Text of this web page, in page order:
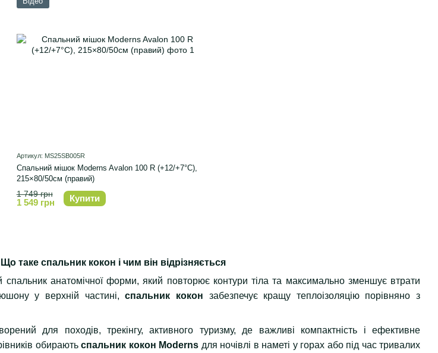
Артикул: MS25SB005R
Спальний мішок Moderns Avalon 100 R (+12/+7°C),
215×80/50см (правий)
1 749 грн
1 549 грн Купити
Що таке спальник кокон і чим він відрізняється
анатомічної форми, який повторює контури тіла та максимально зменшує втрати
у верхній частині,спальник кокон забезпечує кращу теплоізоляцію порівняно з
для походів, трекінгу, активного туризму, де важливі компактність і ефективне
обираютьспальник кокон Moderns для ночівлі в наметі у горах або під час тривалих